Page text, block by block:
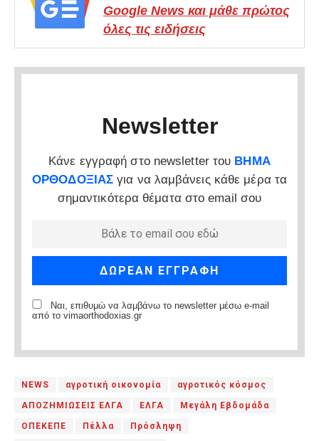
Google News και μάθε πρώτος
όλες τις ειδήσεις
Newsletter
Κάνε εγγραφή στο newsletter του ΒΗΜΑ
ΟΡΘΟΔΟΞΙΑΣ για να λαμβάνεις κάθε μέρα τα
σημαντικότερα θέματα στο email σου
Ναι, επιθυμώ να λαμβάνω το newsletter μέσω e-mail
από το vimaorthodoxias.gr
NEWS αγροτική οικονομία αγροτικός κόσμος
ΑΠΟΖΗΜΙΩΣΕΙΣ ΕΛΓΑ ΕΛΓΑ Μεγάλη Εβδομάδα
ΟΠΕΚΕΠΕ Πέλλα Πρόσληψη